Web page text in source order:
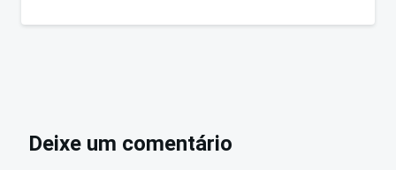
Deixe um comentário